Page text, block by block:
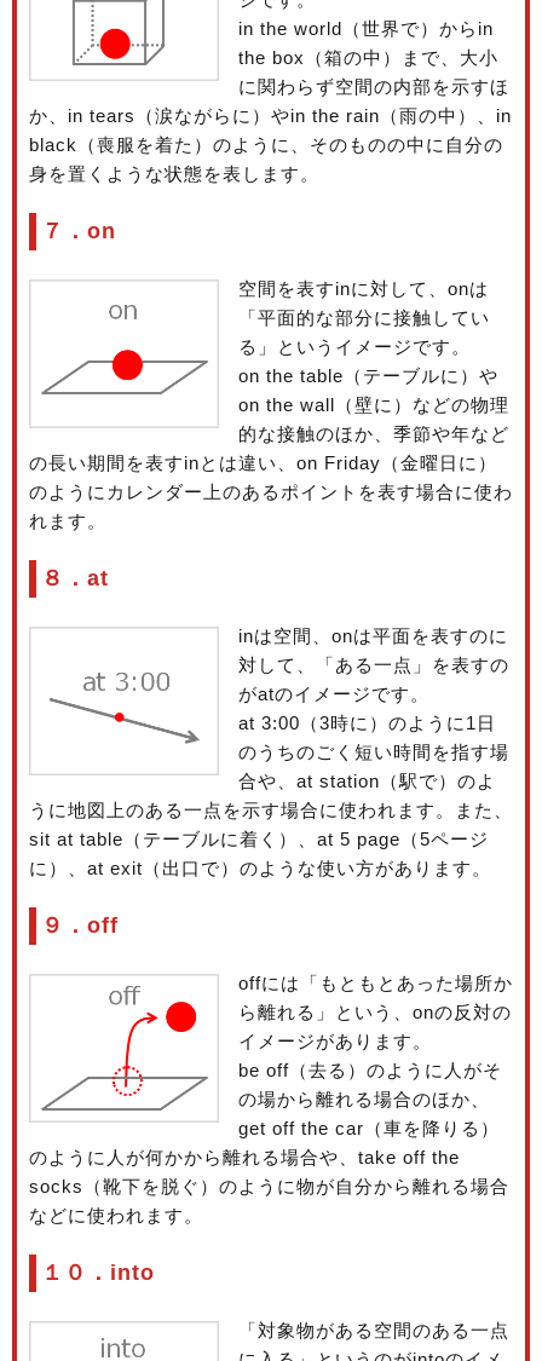
in the world（世界で）からin
the box（箱の中）まで、大小
に関わらず空間の内部を示すほ
か、in tears（涙ながらに）やin the rain（雨の中）、in
black（喪服を着た）のように、そのものの中に自分の
身を置くような状態を表します。
７．on
空間を表すinに対して、onは
「平面的な部分に接触してい
る」というイメージです。
on the table（テーブルに）や
on the wall（壁に）などの物理
的な接触のほか、季節や年など
の長い期間を表すinとは違い、on Friday（金曜日に）
のようにカレンダー上のあるポイントを表す場合に使わ
れます。
８．at
inは空間、onは平面を表すのに
対して、「ある一点」を表すの
がatのイメージです。
at 3:00（3時に）のように1日
のうちのごく短い時間を指す場
合や、at station（駅で）のよ
うに地図上のある一点を示す場合に使われます。また、
sit at table（テーブルに着く）、at 5 page（5ページ
に）、at exit（出口で）のような使い方があります。
９．off
offには「もともとあった場所か
ら離れる」という、onの反対の
イメージがあります。
be off（去る）のように人がそ
の場から離れる場合のほか、
get off the car（車を降りる）
のように人が何かから離れる場合や、take off the
socks（靴下を脱ぐ）のように物が自分から離れる場合
などに使われます。
１０．into
「対象物がある空間のある一点